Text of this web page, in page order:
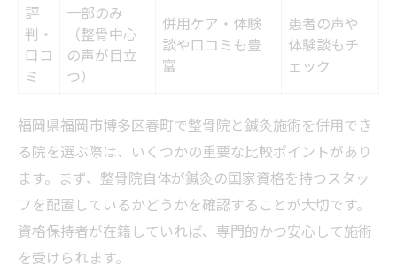
評
判・
口コ
ミ
一部のみ
（整骨中心
の声が目立
つ）
併用ケア・体験
談や口コミも豊
富
患者の声や
体験談もチ
ェック
福岡県福岡市博多区春町で整骨院と鍼灸施術を併用でき
る院を選ぶ際は、いくつかの重要な比較ポイントがあり
ます。まず、整骨院自体が鍼灸の国家資格を持つスタッ
フを配置しているかどうかを確認することが大切です。
資格保持者が在籍していれば、専門的かつ安心して施術
を受けられます。